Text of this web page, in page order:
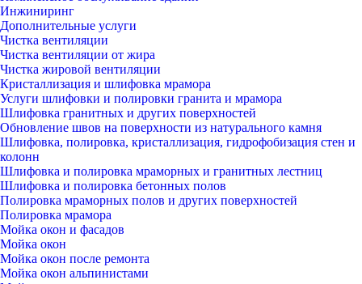
Инжиниринг
Дополнительные услуги
Чистка вентиляции
Чистка вентиляции от жира
Чистка жировой вентиляции
Кристаллизация и шлифовка мрамора
Услуги шлифовки и полировки гранита и мрамора
Шлифовка гранитных и других поверхностей
Обновление швов на поверхности из натурального камня
Шлифовка, полировка, кристаллизация, гидрофобизация стен и
колонн
Шлифовка и полировка мраморных и гранитных лестниц
Шлифовка и полировка бетонных полов
Полировка мраморных полов и других поверхностей
Полировка мрамора
Мойка окон и фасадов
Мойка окон
Мойка окон после ремонта
Мойка окон альпинистами